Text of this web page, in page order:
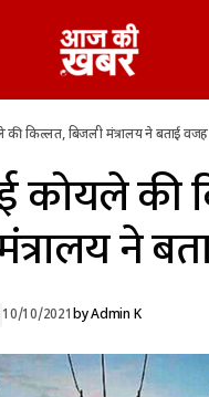
की किल्लत, बिजली मंत्रालय ने
किल्लत, बिजली मंत्रालय ने बताई वजह
कोयले की
ने
10/10/2021byAdmin K